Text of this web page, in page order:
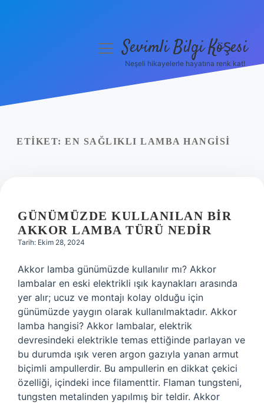
Yasal Uyarı
menüyüSevimli Bilgi Köşesi
Neşeli hikayelerle hayatına renk kat!
ETIKET: EN SAĞLIKLI LAMBA HANGISI
GÜNÜMÜZDE KULLANILAN BIR
AKKOR LAMBA TÜRÜ NEDIR
Tarih: Ekim 28, 2024
Akkor lamba günümüzde kullanılır mı? Akkor
lambalar en eski elektrikli ışık kaynakları arasında
yer alır; ucuz ve montajı kolay olduğu için
günümüzde yaygın olarak kullanılmaktadır. Akkor
lamba hangisi? Akkor lambalar, elektrik
devresindeki elektrikle temas ettiğinde parlayan ve
bu durumda ışık veren argon gazıyla yanan armut
biçimli ampullerdir. Bu ampullerin en dikkat çekici
özelliği, içindeki ince filamenttir. Flaman tungsteni,
tungsten metalinden yapılmış bir teldir. Akkor